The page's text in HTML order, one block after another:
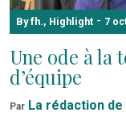
By fh., Highlight - 7
Une ode à la
d’équipe
Par La rédaction